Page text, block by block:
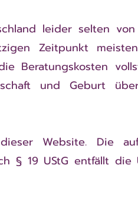
leider selten
Zeitpunkt
Beratungskosten
und Geburt
Website. Die
§ 19 UStG entfällt die